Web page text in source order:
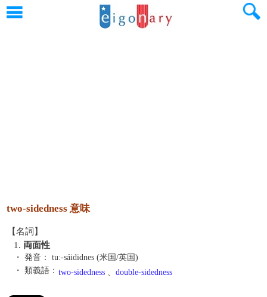
two-sidedness 意味
【名詞】
1. 両面性
・ 発音：
tuː-sáididnes (米国/英国)
・ 類義語： two-sidedness 、 double-sidedness